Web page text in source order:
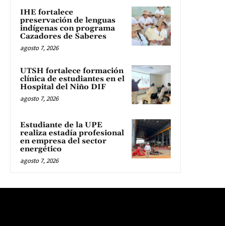
IHE fortalece
preservación de lenguas
indígenas con programa
Cazadores de Saberes
agosto 7, 2026
UTSH fortalece formación
clínica de estudiantes en el
Hospital del Niño DIF
agosto 7, 2026
Estudiante de la UPE
realiza estadía profesional
en empresa del sector
energético
agosto 7, 2026